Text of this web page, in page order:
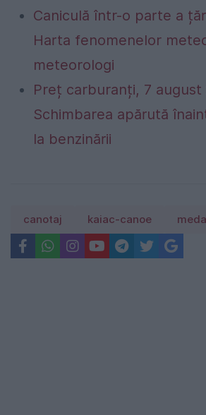
Caniculă într-o parte a
Harta fenomenelor
meteorologi
Preț carburanți, 7 august
Schimbarea apărută
la benzinării
canotaj kaiac-canoe